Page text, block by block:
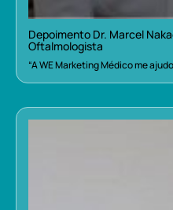
Depoimento Dr. Marcel
Oftalmologista
“A WE Marketing Médico me